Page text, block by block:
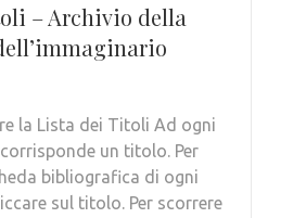
– Archivio della
la Lista dei Titoli Ad ogni
un titolo. Per
bibliografica di ogni
sul titolo. Per scorrere